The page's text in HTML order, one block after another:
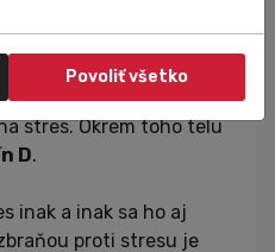
ľuďom lepšie v noci
pre tých, ktorí majú kvôli
Slnko totižto pomáha
hormón), ktorý
stres. Okrem toho telu
D.
inak a inak sa ho aj
proti stresu je
Povoliť všetko